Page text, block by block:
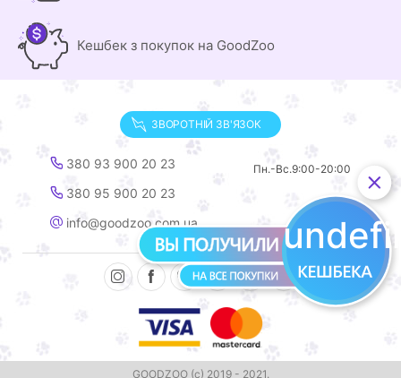
Кешбек з покупок на GoodZoo
ЗВОРОТНІЙ ЗВ'ЯЗОК
380 93 900 20 23
380 95 900 20 23
info@goodzoo.com.ua
Пн.-Вс.9:00-20:00
GOODZOO (с) 2019 - 2021.